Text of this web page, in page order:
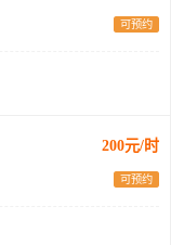
可预约
200元/时
可预约